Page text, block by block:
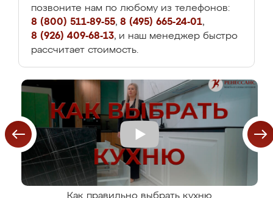
позвоните нам по любому из телефонов:
8 (800) 511-89-55, 8 (495) 665-24-01,
8 (926) 409-68-13, и наш менеджер быстро
рассчитает стоимость.